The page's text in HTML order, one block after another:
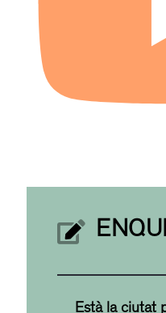
Està la ciutat